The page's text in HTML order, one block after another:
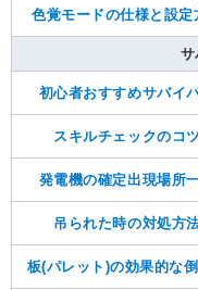
色覚モードの仕様と設定
サ
初心者おすすめサバイ
スキルチェックのコツ
発電機の確定出現場所
吊られた時の対処方
板(パレット)の効果的な